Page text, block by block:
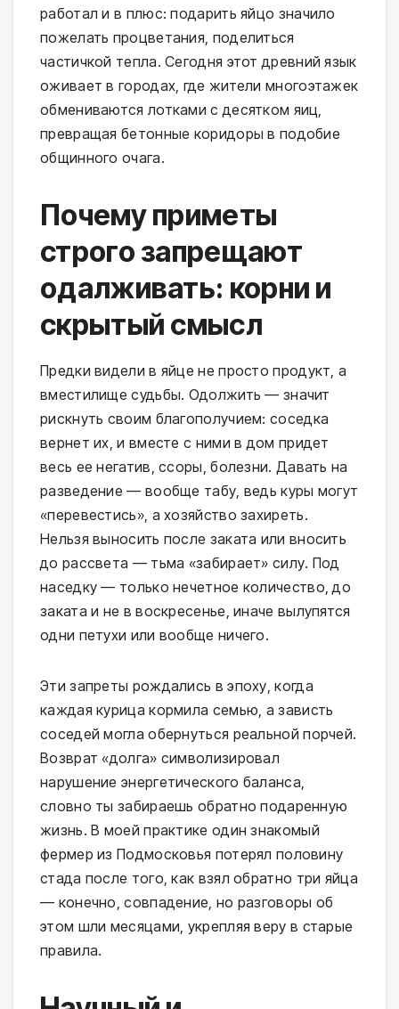
работал и в плюс: подарить яйцо значило
пожелать процветания, поделиться
частичкой тепла. Сегодня этот древний язык
оживает в городах, где жители многоэтажек
обмениваются лотками с десятком яиц,
превращая бетонные коридоры в подобие
общинного очага.
Почему приметы
строго запрещают
одалживать: корни и
скрытый смысл
Предки видели в яйце не просто продукт, а
вместилище судьбы. Одолжить — значит
рискнуть своим благополучием: соседка
вернет их, и вместе с ними в дом придет
весь ее негатив, ссоры, болезни. Давать на
разведение — вообще табу, ведь куры могут
«перевестись», а хозяйство захиреть.
Нельзя выносить после заката или вносить
до рассвета — тьма «забирает» силу. Под
наседку — только нечетное количество, до
заката и не в воскресенье, иначе вылупятся
одни петухи или вообще ничего.
Эти запреты рождались в эпоху, когда
каждая курица кормила семью, а зависть
соседей могла обернуться реальной порчей.
Возврат «долга» символизировал
нарушение энергетического баланса,
словно ты забираешь обратно подаренную
жизнь. В моей практике один знакомый
фермер из Подмосковья потерял половину
стада после того, как взял обратно три яйца
— конечно, совпадение, но разговоры об
этом шли месяцами, укрепляя веру в старые
правила.